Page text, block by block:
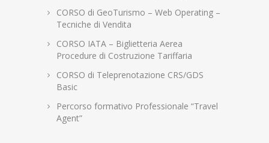
CORSO di GeoTurismo – Web Operating –
Tecniche di Vendita
CORSO IATA – Biglietteria Aerea
Procedure di Costruzione Tariffaria
CORSO di Teleprenotazione CRS/GDS
Basic
Percorso formativo Professionale “Travel
Agent”